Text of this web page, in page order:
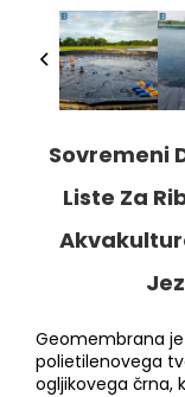
Sovremeni
Liste Za
Geomembrana
polietilenovega
ogljikovega črna,